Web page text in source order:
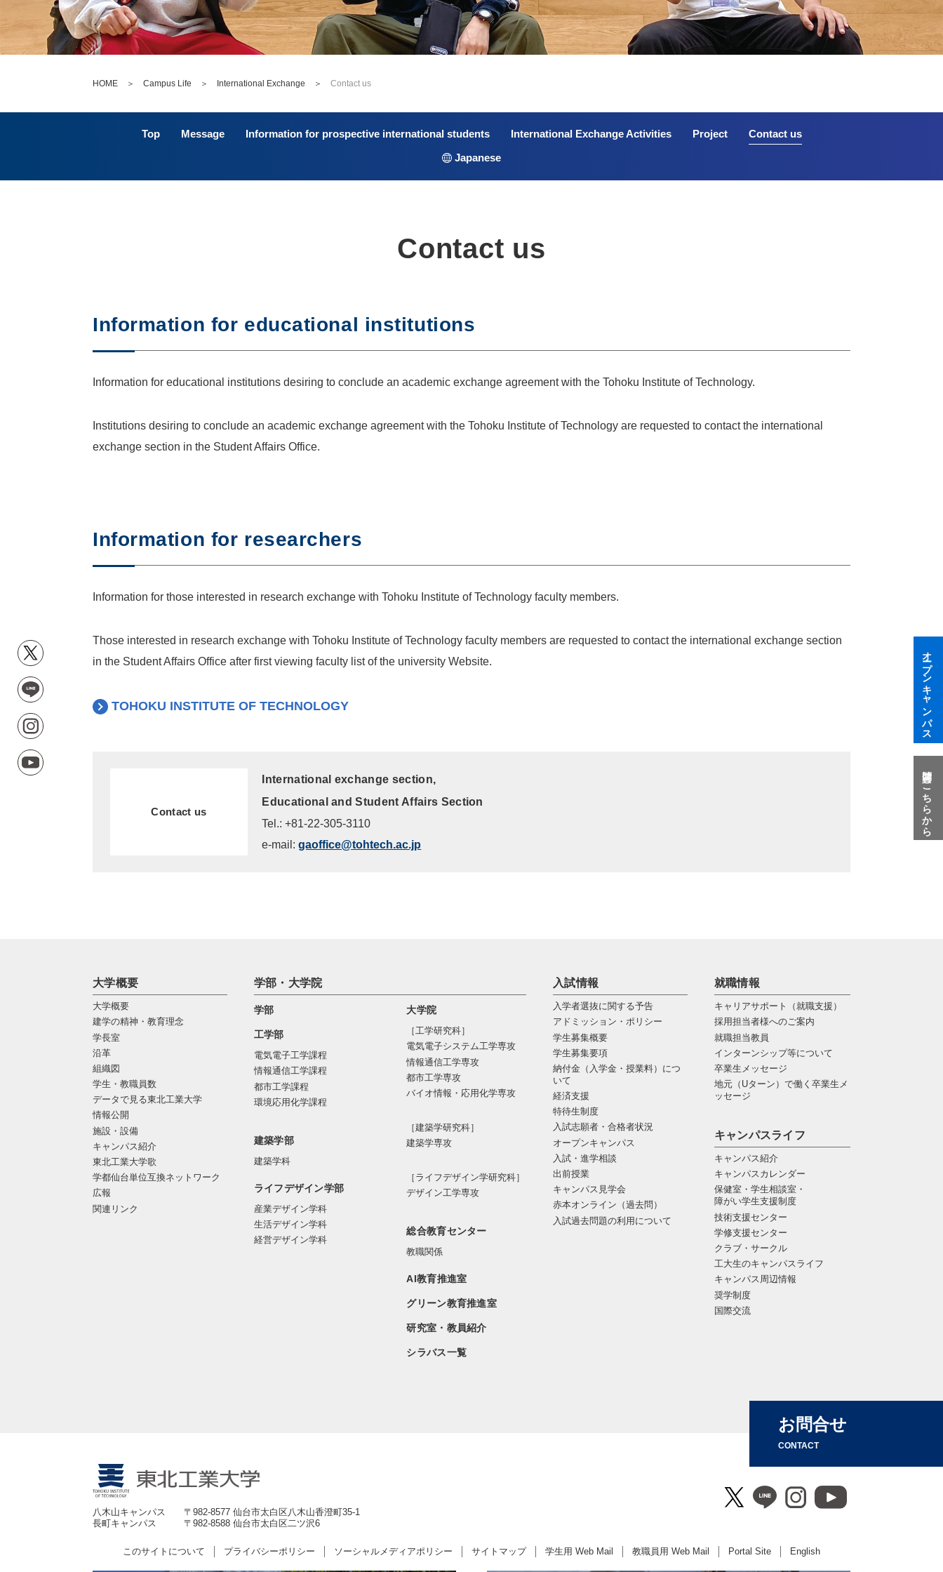
HOME ＞ Campus Life ＞ International Exchange ＞ Contact us
Top Message Information for prospective international students International Exchange Activities Project
Contact us
Japanese
Contact us
Information for educational institutions
Information for educational institutions desiring to conclude an academic exchange agreement with the Tohoku Institute of Technology.
Institutions desiring to conclude an academic exchange agreement with the Tohoku Institute of Technology are requested to contact the international
exchange section in the Student Affairs Office.
Information for researchers
Information for those interested in research exchange with Tohoku Institute of Technology faculty members.
Those interested in research exchange with Tohoku Institute of Technology faculty members are requested to contact the international exchange section
in the Student Affairs Office after first viewing faculty list of the university Website.
TOHOKU INSTITUTE OF TECHNOLOGY
Contact us
International exchange section,
Educational and Student Affairs Section
Tel.: +81-22-305-3110
e-mail:gaoffice@tohtech.ac.jp
大学概要
大学概要
建学の精神・教育理念
学長室
沿革
組織図
学生・教職員数
データで見る東北工業大学
情報公開
施設・設備
キャンパス紹介
東北工業大学歌
学都仙台単位互換ネットワーク
広報
関連リンク
学部・大学院
学部
工学部
電気電子工学課程
情報通信工学課程
都市工学課程
環境応用化学課程
建築学部
建築学科
ライフデザイン学部
産業デザイン学科
生活デザイン学科
経営デザイン学科
大学院
［工学研究科］
電気電⼦システム⼯学専攻
情報通信⼯学専攻
都市⼯学専攻
バイオ情報・応⽤化学専攻
［建築学研究科］
建築学専攻
［ライフデザイン学研究科］
デザイン工学専攻
総合教育センター
教職関係
AI教育推進室
グリーン教育推進室
研究室・教員紹介
シラバス一覧
入試情報
入学者選抜に関する予告
アドミッション・ポリシー
学生募集概要
学生募集要項
納付金（入学金・授業料）につ
いて
経済支援
特待生制度
入試志願者・合格者状況
オープンキャンパス
入試・進学相談
出前授業
キャンパス見学会
赤本オンライン（過去問）
入試過去問題の利用について
就職情報
キャリアサポート（就職支援）
採用担当者様へのご案内
就職担当教員
インターンシップ等について
卒業生メッセージ
地元（Uターン）で働く卒業生メ
ッセージ
キャンパスライフ
キャンパス紹介
キャンパスカレンダー
保健室・学生相談室・
障がい学生支援制度
技術支援センター
学修支援センター
クラブ・サークル
工大生のキャンパスライフ
キャンパス周辺情報
奨学制度
国際交流
お問合せ
CONTACT
八木山キャンパス
〒982-8577 仙台市太白区八木山香澄町35-1
長町キャンパス
〒982-8588 仙台市太白区二ツ沢6
このサイトについて プライバシーポリシー ソーシャルメディアポリシー サイトマップ 学生用 Web Mail 教職員用 Web Mail Portal Site English
オープンキャンパス
質問はこちらから